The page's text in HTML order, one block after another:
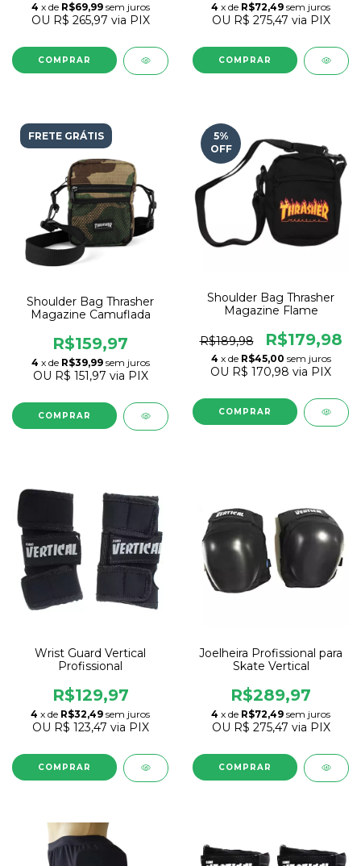
4 x de R$69,99 sem juros
OU R$ 265,97 via PIX
COMPRAR
4 x de R$72,49 sem juros
OU R$ 275,47 via PIX
COMPRAR
FRETE GRÁTIS
Shoulder Bag Thrasher
Magazine Camuflada
R$159,97
4 x de R$39,99 sem juros
OU R$ 151,97 via PIX
COMPRAR
5%
OFF
Shoulder Bag Thrasher
Magazine Flame
R$189,98 R$179,98
4 x de R$45,00 sem juros
OU R$ 170,98 via PIX
COMPRAR
Wrist Guard Vertical
Profissional
R$129,97
4 x de R$32,49 sem juros
OU R$ 123,47 via PIX
COMPRAR
Joelheira Profissional para
Skate Vertical
R$289,97
4 x de R$72,49 sem juros
OU R$ 275,47 via PIX
COMPRAR